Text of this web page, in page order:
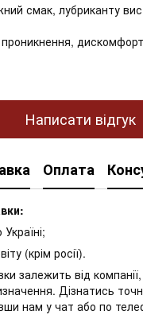
смак, лубриканту
проникнення,
Написати відгук
Оплата
(крім росії).
залежить від
Дізнатись
нам у чат або по